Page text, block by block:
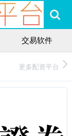
交易软件
更多配资平台